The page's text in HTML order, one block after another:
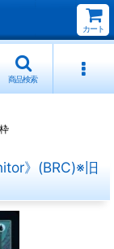
カート
商品検索
》(BRC)※旧